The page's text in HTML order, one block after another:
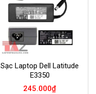
Sạc Laptop Dell Latitude
E3350
245.000₫